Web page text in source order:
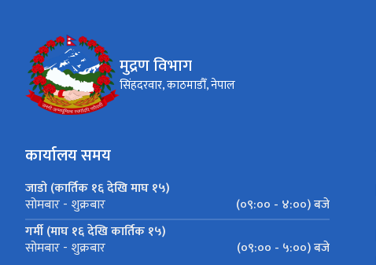
मुद्रण विभाग
सिंहदरवार, काठमाडौँ, नेपाल
कार्यालय समय
जाडो (कार्तिक १६ देखि माघ १५)
सोमबार - शुक्रबार
(०९:०० - ४:००) बजे
गर्मी (माघ १६ देखि कार्तिक १५)
सोमबार - शुक्रबार (०९:०० - ५:००) बजे